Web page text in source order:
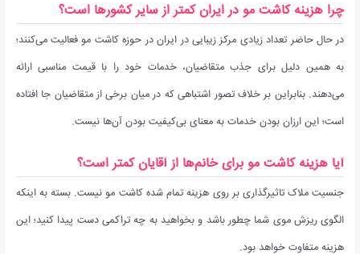
چرا هزینه کاشت مو در ایران کمتر از سایر کشورها است؟
در حال حاضر تعداد زیادی مرکز زیبایی در ایران در حوزه کاشت مو فعالیت می‌کنند؛
به همین دلیل برای جذب متقاضیان، خدمات خود را با قیمت مناسبی ارائه
می‌دهند. بنابراین بر خلاف تصور اشتباهی که در میان برخی از متقاضیان جا افتاده
است؛ این ارزان بودن خدمات به معنای بی‌کیفیت بودن آن‌ها نیست.
آیا هزینه کاشت مو برای خانم‌ها از آقایان کمتر است؟
جنسیت ملاک تاثیرگذاری بر روی هزینه تمام شده کاشت مو نیست. بسته به اینکه
الگوی ریزش موی شما چطور باشد و بخواهید به چه تراکمی دست پیدا کنید؛ این
هزینه متفاوت خواهد بود.